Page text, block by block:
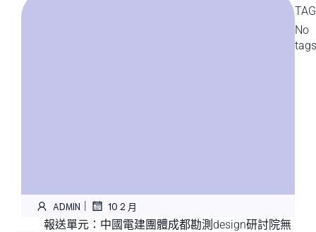
ADMIN | 10 2 月
報送單元：中國電建團體成都勘測design研討院無
No
tags